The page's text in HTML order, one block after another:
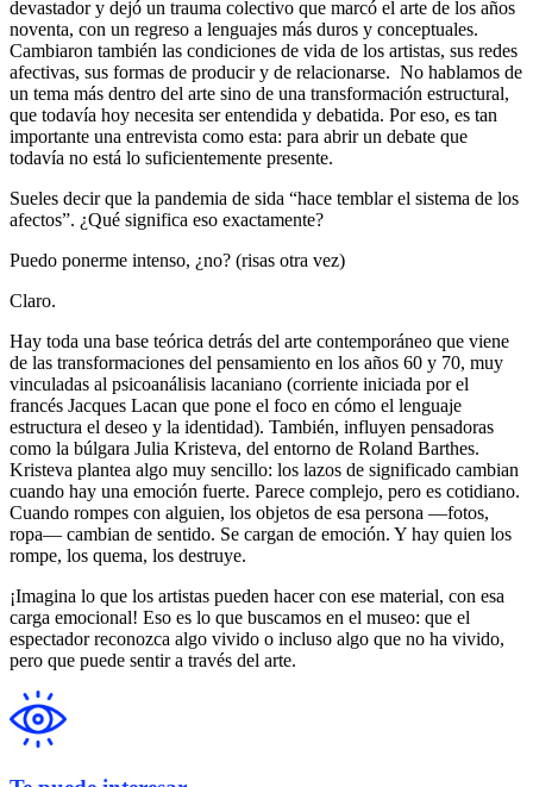
devastador y dejó un trauma colectivo que marcó el arte de los años
noventa, con un regreso a lenguajes más duros y conceptuales.
Cambiaron también las condiciones de vida de los artistas, sus redes
afectivas, sus formas de producir y de relacionarse. No hablamos de
un tema más dentro del arte sino de una transformación estructural,
que todavía hoy necesita ser entendida y debatida. Por eso, es tan
importante una entrevista como esta: para abrir un debate que
todavía no está lo suficientemente presente.
Sueles decir que la pandemia de sida “hace temblar el sistema de los
afectos”. ¿Qué significa eso exactamente?
Puedo ponerme intenso, ¿no? (risas otra vez)
Claro.
Hay toda una base teórica detrás del arte contemporáneo que viene
de las transformaciones del pensamiento en los años 60 y 70, muy
vinculadas al psicoanálisis lacaniano (corriente iniciada por el
francés Jacques Lacan que pone el foco en cómo el lenguaje
estructura el deseo y la identidad). También, influyen pensadoras
como la búlgara Julia Kristeva, del entorno de Roland Barthes.
Kristeva plantea algo muy sencillo: los lazos de significado cambian
cuando hay una emoción fuerte. Parece complejo, pero es cotidiano.
Cuando rompes con alguien, los objetos de esa persona —fotos,
ropa— cambian de sentido. Se cargan de emoción. Y hay quien los
rompe, los quema, los destruye.
¡Imagina lo que los artistas pueden hacer con ese material, con esa
carga emocional! Eso es lo que buscamos en el museo: que el
espectador reconozca algo vivido o incluso algo que no ha vivido,
pero que puede sentir a través del arte.